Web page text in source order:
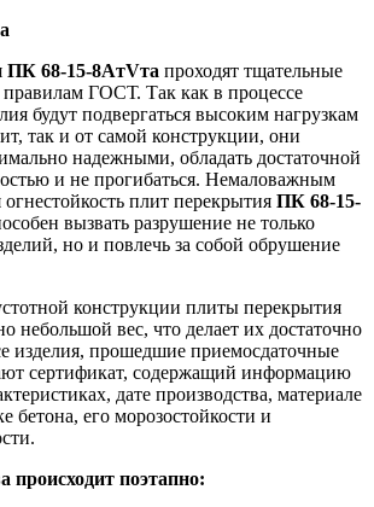
ПК 68-15-8AтVта проходят тщательные
правилам ГОСТ. Так как в процессе
будут подвергаться высоким нагрузкам
так и от самой конструкции, они
надежными, обладать достаточной
и не прогибаться. Немаловажным
огнестойкость плит перекрытия ПК 68-15-
вызвать разрушение не только
но и повлечь за собой обрушение
конструкции плиты перекрытия
небольшой вес, что делает их достаточно
изделия, прошедшие приемосдаточные
сертификат, содержащий информацию
дате производства, материале
бетона, его морозостойкости и
происходит поэтапно: